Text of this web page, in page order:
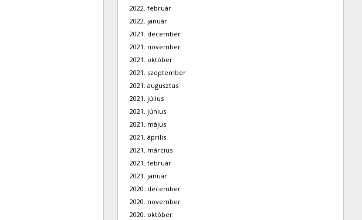
2022. február
2022. január
2021. december
2021. november
2021. október
2021. szeptember
2021. augusztus
2021. július
2021. június
2021. május
2021. április
2021. március
2021. február
2021. január
2020. december
2020. november
2020. október